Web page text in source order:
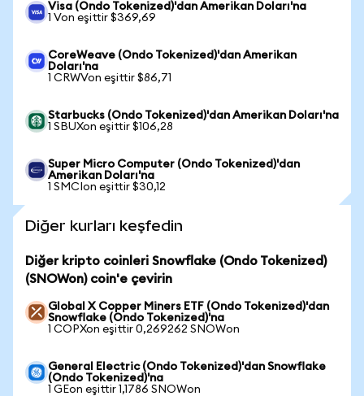
Visa (Ondo Tokenized)'dan Amerikan Doları'na
1 Von eşittir $369,69
CoreWeave (Ondo Tokenized)'dan Amerikan
Doları'na
1 CRWVon eşittir $86,71
Starbucks (Ondo Tokenized)'dan Amerikan Doları'na
1 SBUXon eşittir $106,28
Super Micro Computer (Ondo Tokenized)'dan
Amerikan Doları'na
1 SMCIon eşittir $30,12
Diğer kurları keşfedin
Diğer kripto coinleri Snowflake (Ondo Tokenized)
(SNOWon) coin'e çevirin
Global X Copper Miners ETF (Ondo Tokenized)'dan
Snowflake (Ondo Tokenized)'na
1 COPXon eşittir 0,269262 SNOWon
General Electric (Ondo Tokenized)'dan Snowflake
(Ondo Tokenized)'na
1 GEon eşittir 1,1786 SNOWon